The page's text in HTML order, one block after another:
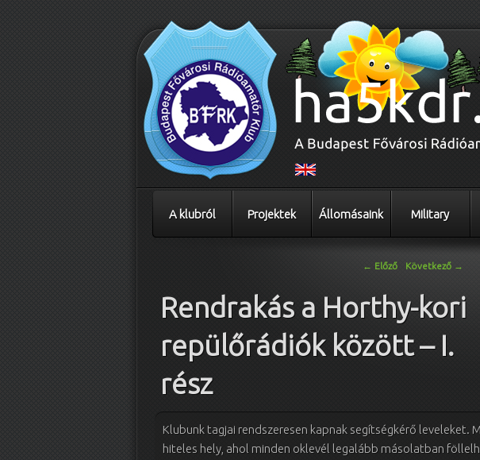
A klubról Projektek Állomásaink Military
← Előző Következő →
Rendrakás a Horthy-kori
repülőrádiók között – I.
rész
Klubunk tagjai rendszeresen kapnak segítségkérő leveleket.
hiteles hely, ahol minden oklevél legalább másolatban